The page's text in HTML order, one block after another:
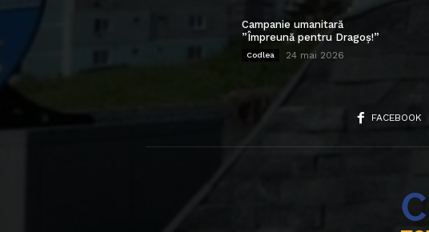
Campanie umanitară
”Împreună pentru Dragoș!”
Codlea 24 mai 2026
FACEBOOK